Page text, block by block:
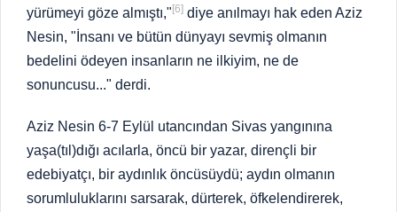
yürümeyi göze almıştı," [6] diye anılmayı hak eden Aziz
Nesin, "İnsanı ve bütün dünyayı sevmiş olmanın
bedelini ödeyen insanların ne ilkiyim, ne de
sonuncusu..." derdi.
Aziz Nesin 6-7 Eylül utancından Sivas yangınına
yaşa(tıl)dığı acılarla, öncü bir yazar, dirençli bir
edebiyatçı, bir aydınlık öncüsüydü; aydın olmanın
sorumluluklarını sarsarak, dürterek, öfkelendirerek,